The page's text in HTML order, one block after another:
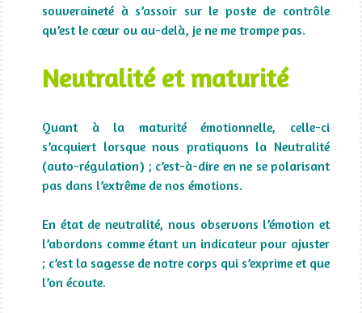
souveraineté à s’assoir sur le poste de contrôle
qu’est le cœur ou au-delà, je ne me trompe pas.
Neutralité et maturité
Quant à la maturité émotionnelle, celle-ci
s’acquiert lorsque nous pratiquons la Neutralité
(auto-régulation) ; c’est-à-dire en ne se polarisant
pas dans l’extrême de nos émotions.
En état de neutralité, nous observons l’émotion et
l’abordons comme étant un indicateur pour ajuster
; c’est la sagesse de notre corps qui s’exprime et que
l’on écoute.